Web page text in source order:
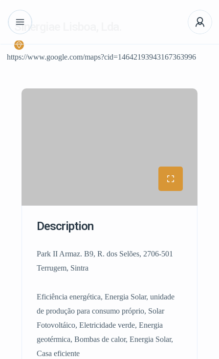
Sinergiae Lisboa, Lda.
https://www.google.com/maps?cid=14642193943167363996
Description
Park II Armaz. B9, R. dos Selões, 2706-501
Terrugem, Sintra
Eficiência energética, Energia Solar, unidade
de produção para consumo próprio, Solar
Fotovoltáico, Eletricidade verde, Energia
geotérmica, Bombas de calor, Energia Solar,
Casa eficiente